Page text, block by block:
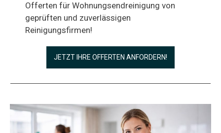
Offerten für Wohnungsendreinigung von
geprüften und zuverlässigen
Reinigungsfirmen!
JETZT IHRE OFFERTEN ANFORDERN!